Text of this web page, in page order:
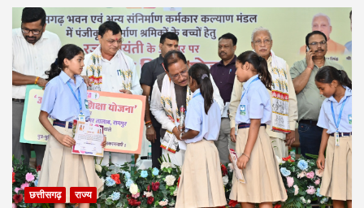
छत्तीसगढ़ राज्य